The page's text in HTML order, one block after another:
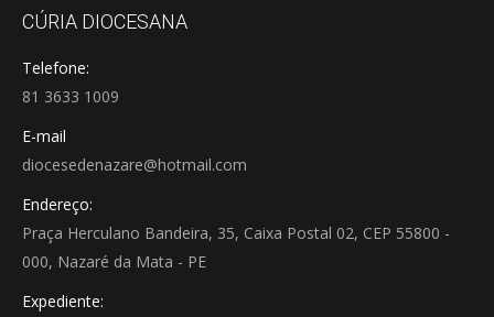
CÚRIA DIOCESANA
Telefone:
81 3633 1009
E-mail
diocesedenazare@hotmail.com
Endereço:
Praça Herculano Bandeira, 35, Caixa Postal 02, CEP 55800 -
000, Nazaré da Mata - PE
Expediente: